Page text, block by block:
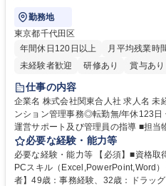
勤務地
東京都千代田区
年間休日120日以上
月平均残業時
未経験者歓迎
研修あり 賞与あり
仕事の内容
企業名 株式会社関東合人社 求人名 未経験・ベテラン歓迎【お茶の水】マ
ンション管理事務◎転勤無/年休123日 仕事の内容 ■マンション管理組合の
運営サポート及び管理員の指導 ■担当
事務所内での事務業務等 ★異業界から
【年収補足】532万円 ＋別途インセ
実績） ＋管理業務主任者資格手当
人社計画研究所社のグループ会社とし
必要な経験・能力等
必要な経験・能力等 【必須】■資格取
PCスキル（Excel,PowerPoint,Word） ■積極的に行動できる方 【入社
者】49歳：事務経験、32歳：ドラッグストア勤務